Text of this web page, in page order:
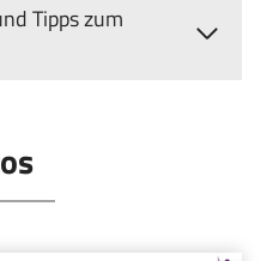
Tipps zum